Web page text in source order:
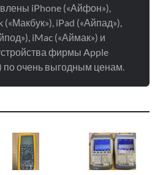
iPhone («Айфон»),
(«Макбук»), iPad («Айпад»),
iMac («Аймак») и
фирмы Apple
по очень выгодным ценам.